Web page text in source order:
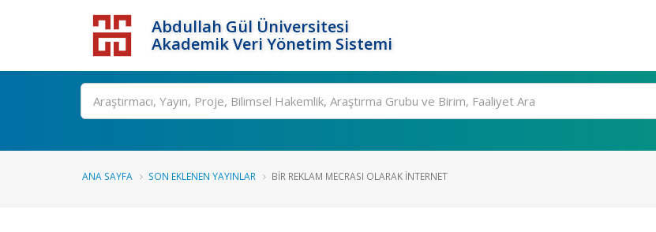
Abdullah Gül Üniversitesi
Akademik Veri Yönetim Sistemi
ANA SAYFA SON EKLENEN YAYINLAR BIR REKLAM MECRASI OLARAK İNTERNET